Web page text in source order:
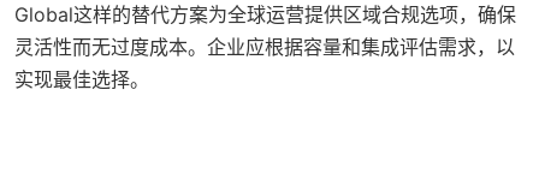
Global这样的替代方案为全球运营提供区域合规选项，确保
灵活性而无过度成本。企业应根据容量和集成评估需求，以
实现最佳选择。